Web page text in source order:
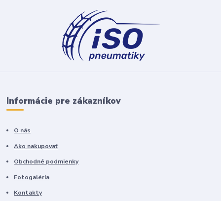
Informácie pre zákazníkov
O nás
Ako nakupovať
Obchodné podmienky
Fotogaléria
Kontakty